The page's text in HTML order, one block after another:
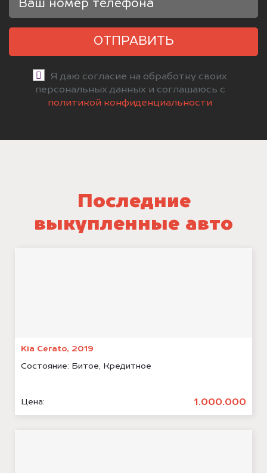
ОТПРАВИТЬ
Я даю согласие на обработку своих
персональных данных и соглашаюсь с
политикой конфиденциальности
Последние
выкупленные авто
Kia Cerato, 2019
Состояние: Битое, Кредитное
Цена: 1.000.000